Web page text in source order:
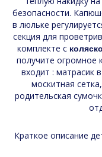
безопасности.
в люльке
секция для
комплекте с
получите огромное
входит : матрасик
москитная
родительская
Краткое описание